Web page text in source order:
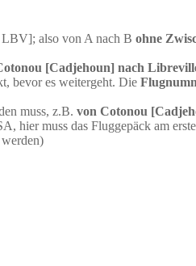
also von A nach B ohne
[Cadjehoun] nach
bevor es weitergeht. Die
muss, z.B. von Cotonou
hier muss das Fluggepäck am